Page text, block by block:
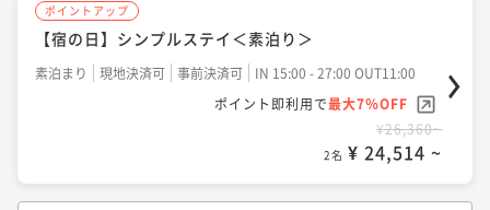
【宿の日】シンプルステイ＜朝食付＞
朝食付き 現地決済可 事前決済可
IN 15:00 - 27:00 OUT11:00
ポイント即利用で最大7％OFF
¥31,780~
¥ 29,555 ~
ポイントアップ
ポイントアップ
【宿の日】シンプルステイ＜素泊り＞
素泊まり 現地決済可 事前決済可
IN 15:00 - 27:00 OUT11:00
ポイント即利用で最大7％OFF
¥26,360~
2名 ¥ 24,514 ~